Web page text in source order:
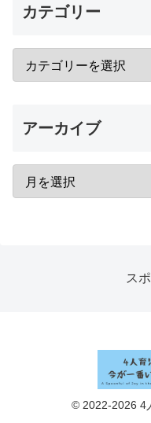
カテゴリー
アーカイブ
ス
© 2022-2026 4